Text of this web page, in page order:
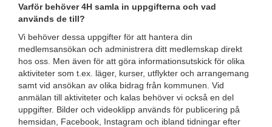
Varför behöver 4H samla in uppgifterna och vad
används de till?
Vi behöver dessa uppgifter för att hantera din
medlemsansökan och administrera ditt medlemskap direkt
hos oss. Men även för att göra informationsutskick för olika
aktiviteter som t.ex. läger, kurser, utflykter och arrangemang
samt vid ansökan av olika bidrag från kommunen. Vid
anmälan till aktiviteter och kalas behöver vi också en del
uppgifter. Bilder och videoklipp används för publicering på
hemsidan, Facebook, Instagram och ibland tidningar efter